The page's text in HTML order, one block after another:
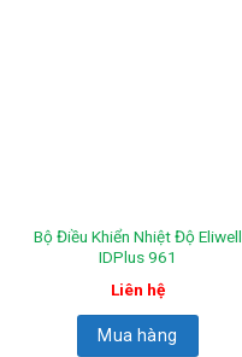
Bộ Điều Khiển Nhiệt Độ Eliwell
IDPlus 961
Liên hệ
Mua hàng